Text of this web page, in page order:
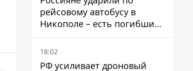
рейсовому автобусу в
Никополе – есть погибший
и раненые
18:02
РФ усиливает дроновый